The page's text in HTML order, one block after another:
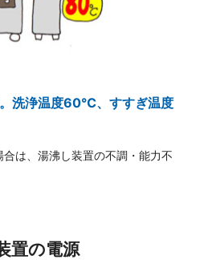
洗浄温度60℃、すすぎ温度
は、湯沸し装置の不調・能力不
置の電源